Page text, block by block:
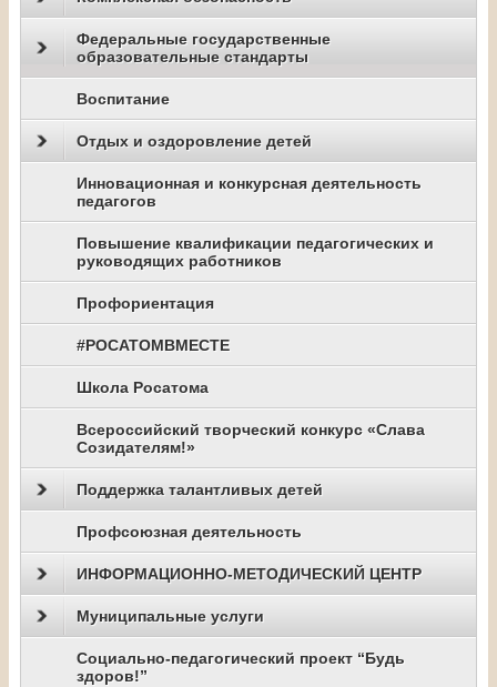
Федеральные государственные
образовательные стандарты
Воспитание
Отдых и оздоровление детей
Инновационная и конкурсная деятельность
педагогов
Повышение квалификации педагогических и
руководящих работников
Профориентация
#РОСАТОМВМЕСТЕ
Школа Росатома
Всероссийский творческий конкурс «Слава
Созидателям!»
Поддержка талантливых детей
Профсоюзная деятельность
ИНФОРМАЦИОННО-МЕТОДИЧЕСКИЙ ЦЕНТР
Муниципальные услуги
Социально-педагогический проект “Будь
здоров!”